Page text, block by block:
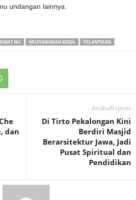
undangan lainnya.
NU MUSYAWARAH KERJA PELANTIKAN
dan
Artikulli tjetër
Di Tirto Pekalongan Kini
Berdiri Masjid
Berarsitektur Jawa, Jadi
Pusat Spiritual dan
Pendidikan